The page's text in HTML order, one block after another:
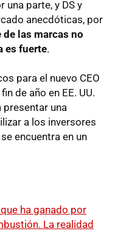
una parte, y DS y
anecdóticas, por
las marcas no
es fuerte.
para el nuevo CEO
de año en EE. UU.
una
a los inversores
encuentra en un
ha ganado por
La realidad